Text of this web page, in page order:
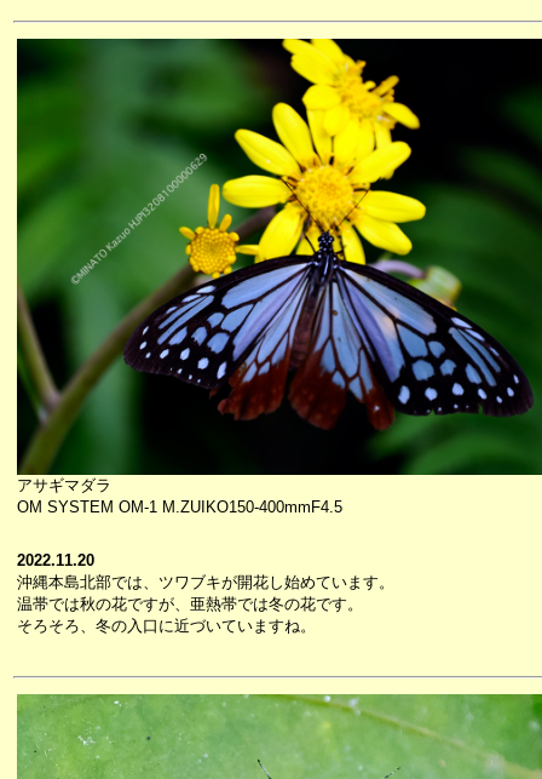
アサギマダラ
OM SYSTEM OM-1 M.ZUIKO150-400mmF4.5
2022.11.20
沖縄本島北部では、ツワブキが開花し始めています。
温帯では秋の花ですが、亜熱帯では冬の花です。
そろそろ、冬の入口に近づいていますね。